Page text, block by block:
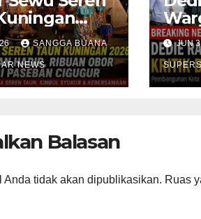
Dian
SANGGA BUANA
NEWS
JUN
Balasan
Anda tidak akan dipublikasikan. Ruas